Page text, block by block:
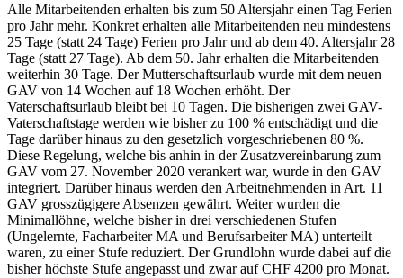
Alle Mitarbeitenden erhalten bis zum 50 Altersjahr einen Tag Ferien
pro Jahr mehr. Konkret erhalten alle Mitarbeitenden neu mindestens
25 Tage (statt 24 Tage) Ferien pro Jahr und ab dem 40. Altersjahr 28
Tage (statt 27 Tage). Ab dem 50. Jahr erhalten die Mitarbeitenden
weiterhin 30 Tage. Der Mutterschaftsurlaub wurde mit dem neuen
GAV von 14 Wochen auf 18 Wochen erhöht. Der
Vaterschaftsurlaub bleibt bei 10 Tagen. Die bisherigen zwei GAV-
Vaterschaftstage werden wie bisher zu 100 % entschädigt und die
Tage darüber hinaus zu den gesetzlich vorgeschriebenen 80 %.
Diese Regelung, welche bis anhin in der Zusatzvereinbarung zum
GAV vom 27. November 2020 verankert war, wurde in den GAV
integriert. Darüber hinaus werden den Arbeitnehmenden in Art. 11
GAV grosszügigere Absenzen gewährt. Weiter wurden die
Minimallöhne, welche bisher in drei verschiedenen Stufen
(Ungelernte, Facharbeiter MA und Berufsarbeiter MA) unterteilt
waren, zu einer Stufe reduziert. Der Grundlohn wurde dabei auf die
bisher höchste Stufe angepasst und zwar auf CHF 4200 pro Monat.